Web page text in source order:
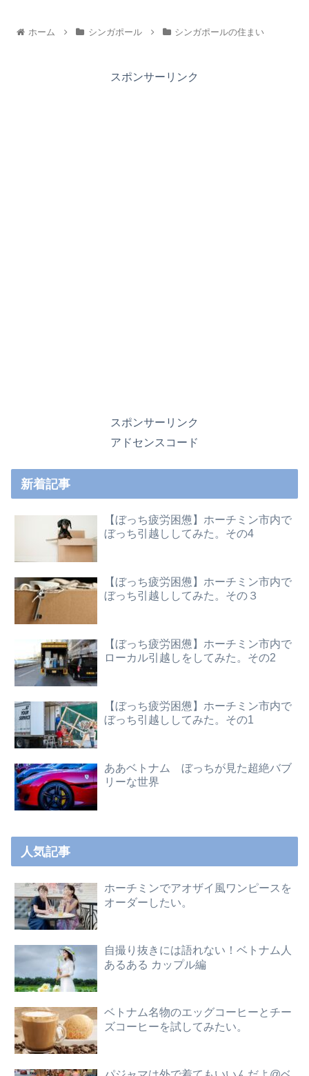
ホーム シンガポール シンガポールの住まい
スポンサーリンク
スポンサーリンク
アドセンスコード
新着記事
【ぼっち疲労困憊】ホーチミン市内で
ぼっち引越ししてみた。その4
【ぼっち疲労困憊】ホーチミン市内で
ぼっち引越ししてみた。その３
【ぼっち疲労困憊】ホーチミン市内で
ローカル引越しをしてみた。その2
【ぼっち疲労困憊】ホーチミン市内で
ぼっち引越ししてみた。その1
ああベトナム ぼっちが見た超絶バブ
リーな世界
人気記事
ホーチミンでアオザイ風ワンピースを
オーダーしたい。
自撮り抜きには語れない！ベトナム人
あるある カップル編
ベトナム名物のエッグコーヒーとチー
ズコーヒーを試してみたい。